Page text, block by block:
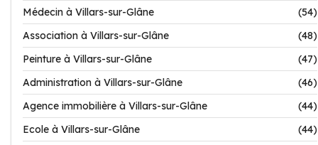
Médecin à Villars-sur-Glâne
(54)
Association à Villars-sur-Glâne
(48)
Peinture à Villars-sur-Glâne
(47)
Administration à Villars-sur-Glâne
(46)
Agence immobilière à Villars-sur-Glâne
(44)
Ecole à Villars-sur-Glâne
(44)